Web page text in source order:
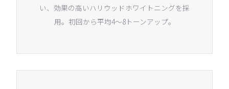
い、効果の高いハリウッドホワイトニングを採
用。初回から平均4〜8トーンアップ。